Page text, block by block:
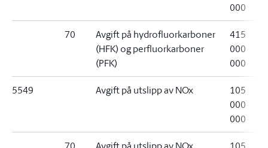
000
70
Avgift på hydrofluorkarboner
(HFK) og perfluorkarboner
(PFK)
415
000
000
5549 Avgift på utslipp av NOx
105
000
000